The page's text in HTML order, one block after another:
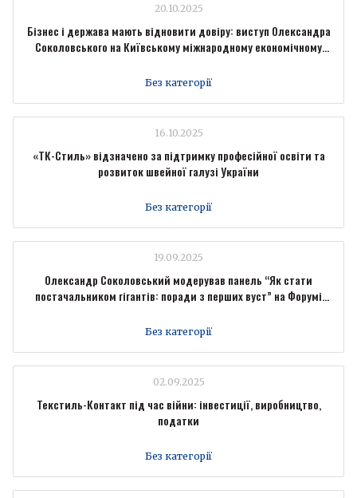
20.10.2025
Бізнес і держава мають відновити довіру: виступ Олександра
Соколовського на Київському міжнародному економічному
Без категорії
16.10.2025
«ТК-Стиль» відзначено за підтримку професійної освіти та
розвиток швейної галузі України
Без категорії
19.09.2025
Олександр Соколовський модерував панель “Як стати
постачальником гігантів: поради з перших вуст” на Форумі
Без категорії
02.09.2025
Текстиль-Контакт під час війни: інвестиції, виробництво,
податки
Без категорії